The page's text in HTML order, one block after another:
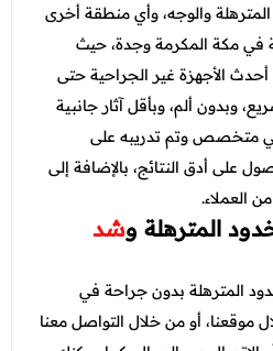
والوجه، وأي منطقة أخرى
مكة المكرمة وجدة، حيث
الأجهزة غير الجراحية حتى
وبدون ألم، وبأقل آثار جانبية
متخصص وتم تدريبه على
على أدق النتائج، بالإضافة إلى
العملاء.
المترهلة وشد
المترهلة بدون جراحة في
أو من خلال التواصل معنا